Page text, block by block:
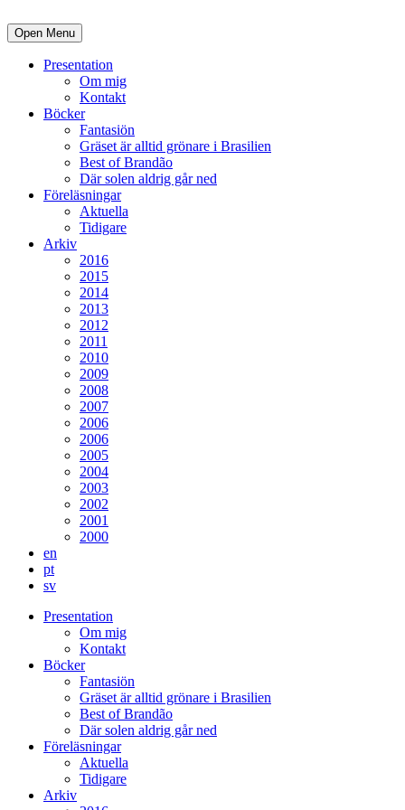
Open Menu
Presentation
Om mig
Kontakt
Böcker
Fantasiön
Gräset är alltid grönare i Brasilien
Best of Brandão
Där solen aldrig går ned
Föreläsningar
Aktuella
Tidigare
Arkiv
2016
2015
2014
2013
2012
2011
2010
2009
2008
2007
2006
2006
2005
2004
2003
2002
2001
2000
en
pt
sv
Presentation
Om mig
Kontakt
Böcker
Fantasiön
Gräset är alltid grönare i Brasilien
Best of Brandão
Där solen aldrig går ned
Föreläsningar
Aktuella
Tidigare
Arkiv